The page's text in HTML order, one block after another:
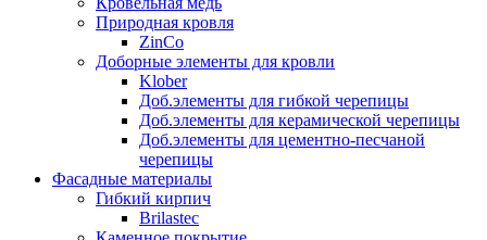
Природная кровля
ZinCo
Доборные элементы для кровли
Klober
Доб.элементы для гибкой черепицы
Доб.элементы для керамической черепицы
Доб.элементы для цементно-песчаной
черепицы
Фасадные материалы
Гибкий кирпич
Brilastec